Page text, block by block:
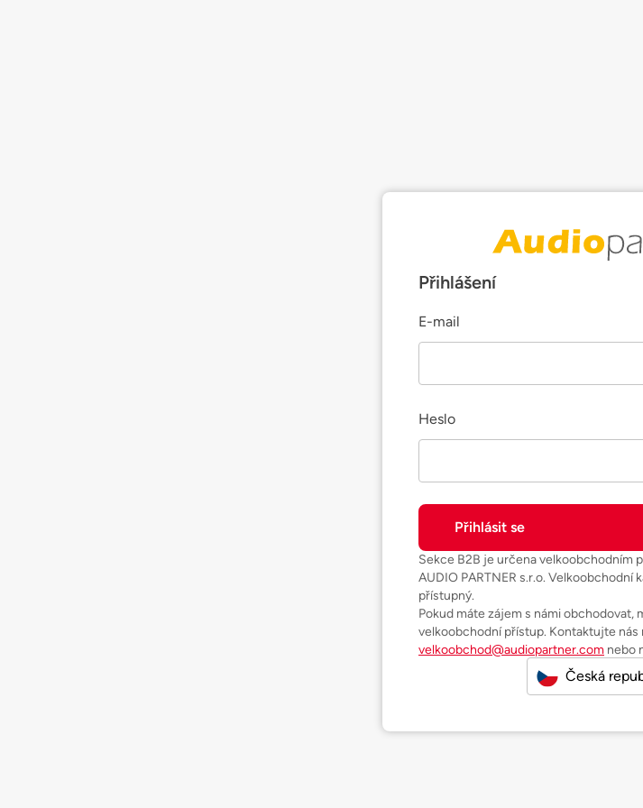
Přihlášení
E-mail
Heslo
Sekce B2B je určena velkoobchodním
AUDIO PARTNER s.r.o. Velkoobchodní
přístupný.
Pokud máte zájem s námi obchodovat,
velkoobchodní přístup. Kontaktujte nás
velkoobchod@audiopartner.com nebo
Česká